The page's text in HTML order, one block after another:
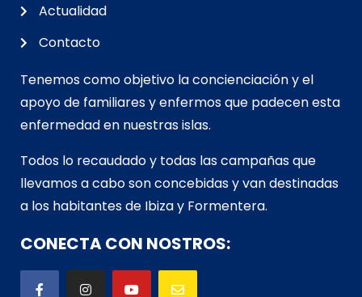
Actualidad
Contacto
Tenemos como objetivo la concienciación y el
apoyo de familiares y enfermos que padecen esta
enfermedad en nuestras islas.
Todos lo recaudado y todas las campañas que
llevamos a cabo son concebidas y van destinadas
a los habitantes de Ibiza y Formentera.
CONECTA CON NOSTROS: